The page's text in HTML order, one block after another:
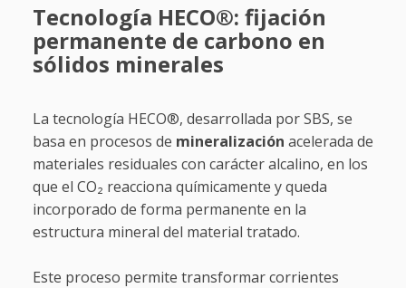
Tecnología HECO®: fijación
permanente de carbono en
sólidos minerales
La tecnología HECO®, desarrollada por SBS, se
basa en procesos de mineralización acelerada de
materiales residuales con carácter alcalino, en los
que el CO₂ reacciona químicamente y queda
incorporado de forma permanente en la
estructura mineral del material tratado.
Este proceso permite transformar corrientes